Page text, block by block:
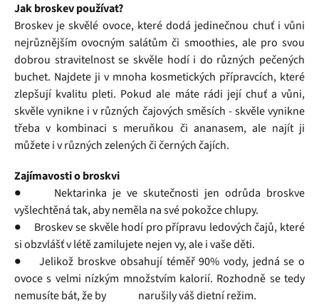
Jak broskev používat?
Broskev je skvělé ovoce, které dodá jedinečnou chuť i vůni
nejrůznějším ovocným salátům či smoothies, ale pro svou
dobrou stravitelnost se skvěle hodí i do různých pečených
buchet. Najdete ji v mnoha kosmetických přípravcích, které
zlepšují kvalitu pleti. Pokud ale máte rádi její chuť a vůni,
skvěle vynikne i v různých čajových směsích - skvěle vynikne
třeba v kombinaci s meruňkou či ananasem, ale najít ji
můžete i v různých zelených či černých čajích.
Zajímavosti o broskvi
● Nektarinka je ve skutečnosti jen odrůda broskve
vyšlechtěná tak, aby neměla na své pokožce chlupy.
● Broskev se skvěle hodí pro přípravu ledových čajů, které
si obzvlášť v létě zamilujete nejen vy, ale i vaše děti.
● Jelikož broskve obsahují téměř 90% vody, jedná se o
ovoce s velmi nízkým množstvím kalorií. Rozhodně se tedy
nemusíte bát, že by narušily váš dietní režim.